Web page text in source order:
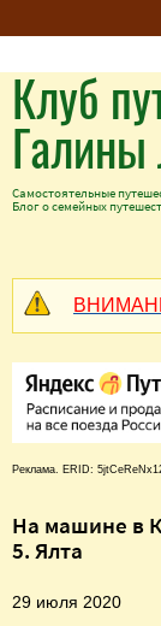
Клуб
Галины
Самостоятельные
Блог о семейных
Реклама. ERID:
На машине в
5. Ялта
29 июля 2020